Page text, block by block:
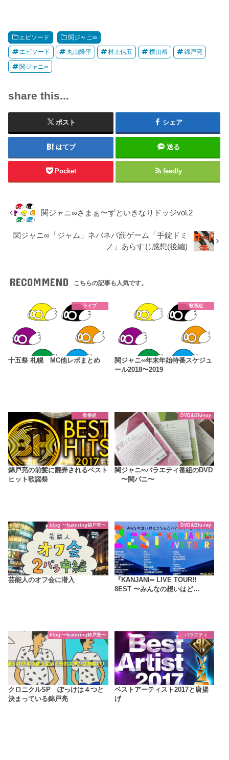
エピソード 関ジャニ∞
エピソード 丸山隆平 村上信五 横山裕 錦戸亮
関ジャニ∞
share this...
ポスト シェア
はてブ 送る
Pocket feedly
関ジャニ∞さまぁ〜ずといきなりドッジvol.2
関ジャニ∞「ジャム」ネバネバ罰ゲーム「手錠ドミ
ノ」あらすじ感想(後編)
RECOMMEND こちらの記事も人気です。
ライブ
十五祭 札幌 MC他レポまとめ
歌番組
関ジャニ∞年末年始特番スケジュ
ール2018〜2019
歌番組
錦戸亮の前髪に翻弄されるベスト
ヒット歌謡祭
DVD&Blu-ray
関ジャニ∞バラエティ番組のDVD
〜関パニ〜
blog 〜featuring錦戸亮〜
芸能人のオフ会に潜入
DVD&Blu-ray
『KANJANI∞ LIVE TOUR!!
8EST 〜みんなの想いはど…
blog 〜featuring錦戸亮〜
クロニクルSP ぽっけは４つと
決まっている錦戸亮
バラエティ
ベストアーティスト2017と唐揚
げ